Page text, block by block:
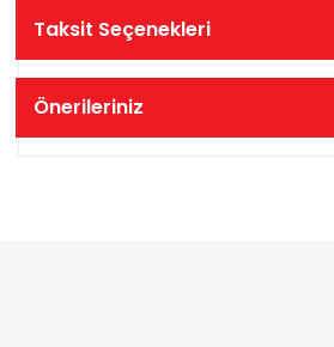
Taksit Seçenekleri
Önerileriniz